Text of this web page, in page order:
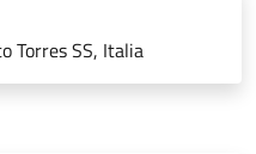
Torres SS, Italia